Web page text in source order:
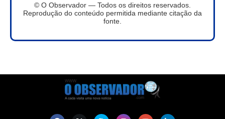
© O Observador — Todos os direitos reservados.
Reprodução do conteúdo permitida mediante citação da
fonte.